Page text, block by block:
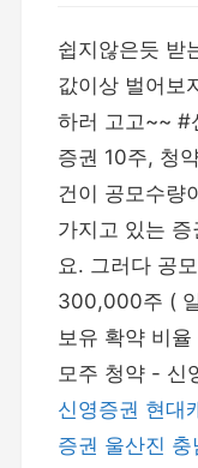
쉽지않은듯 받
값이상 벌어보
하러 고고~~ #
증권 10주, 청
건이 공모수량
가지고 있는
요. 그러다 공
300,000주 (
보유 확약 비
모주 청약 - 신
신영증권 현대
증권 울산진 충